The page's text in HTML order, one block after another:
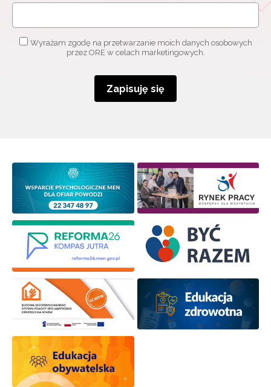
Wyrażam zgodę na przetwarzanie moich danych osobowych
przez ORE w celach marketingowych.
Zapisuję się